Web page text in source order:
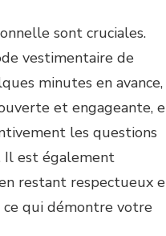
sont cruciales.
vestimentaire de
minutes en avance,
et engageante,
les questions
Il est également
restant respectueux
ce qui démontre votre